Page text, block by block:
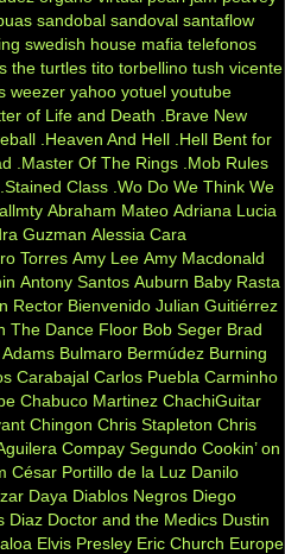
sandobal sandoval santaflow
swedish house mafia telefonos
the turtles tito torbellino tush vicente
weezer yahoo yotuel youtube
of Life and Death
.Brave New
.Heaven And Hell .Hell Bent for
.Master Of The Rings .Mob Rules
.Stained Class .Wo Do We Think We
Abraham Mateo Adriana Lucia
Guzman Alessia Cara
Torres Amy Lee Amy Macdonald
Antony Santos Auburn Baby Rasta
Rector Bienvenido Julian Guitiérrez
The Dance Floor Bob Seger Brad
Bulmaro Bermúdez Burning
Carabajal Carlos Puebla Carminho
Chabuco Martinez ChachiGuitar
Chingon Chris Stapleton Chris
Compay Segundo Cookin’ on
César Portillo de la Luz Danilo
Daya Diablos Negros Diego
Diaz Doctor and the Medics Dustin
Elvis Presley Eric Church Europe